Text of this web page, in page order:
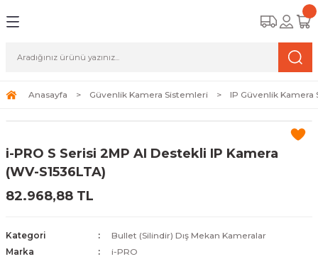
Sistemleri
Sistemleri (Network Kameraları)
ve Depolama Çözümleri
ve Bağlantı Kabloları
Kamera Lisansları
Güvenlik
Duvarı) Cihazları
Ağ Yönlendiricileri
Fi) ve Access Point Ürünleri
Antivirüs Yazılımları
ve Depolama Ürünleri
SSD
Kurtarma
Anasayfa Güvenlik Kamera Sistemleri IP Güvenlik Kamera
i-PRO S Serisi 2MP AI Destekli IP Kamera
(WV-S1536LTA)
82.968,88 TL
Kategori
Bullet (Silindir) Dış Mekan Kameralar
Marka
i-PRO